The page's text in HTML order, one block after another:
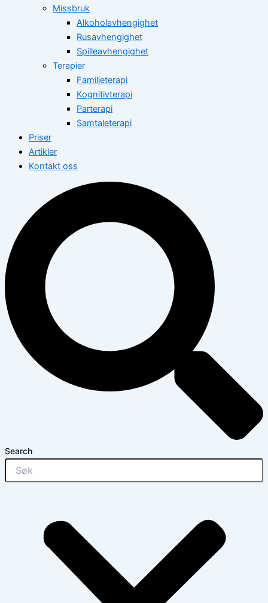
Missbruk
Alkoholavhengighet
Rusavhengighet
Spilleavhengighet
Terapier
Familieterapi
Kognitivterapi
Parterapi
Samtaleterapi
Priser
Artikler
Kontakt oss
Search